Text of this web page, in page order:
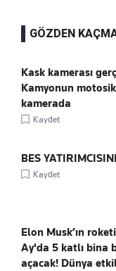
GÖZDEN
Kask kamerası
Kamyonun
kamerada
Kaydet
BES
Kaydet
Elon Musk’ın
Ay'da 5 katlı bina
açacak! Dünya